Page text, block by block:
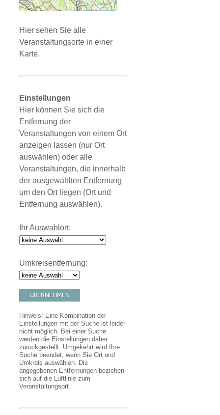
Hier sehen Sie alle
Veranstaltungsorte in einer
Karte.
Einstellungen
Hier können Sie sich die
Entfernung der
Veranstaltungen von einem Ort
anzeigen lassen (nur Ort
auswählen) oder alle
Veranstaltungen, die innerhalb
der ausgewählten Entfernung
um den Ort liegen (Ort und
Entfernung auswählen).
Ihr Auswahlort:
Umkreisentfernung:
ÜBERNEHMEN
Hinweis: Eine Kombination der
Einstellungen mit der Suche ist leider
nicht möglich. Bei einer Suche
werden die Einstellungen daher
zurückgestellt. Umgekehrt wird Ihre
Suche beendet, wenn Sie Ort und
Umkreis auswählen. Die
angegebenen Entfernungen beziehen
sich auf die Luftlinie zum
Veranstaltungsort.